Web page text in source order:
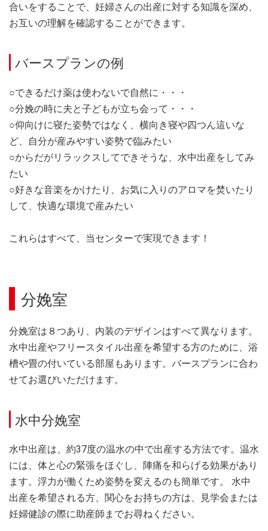
合いをすることで、妊婦さんの出産に対する知識を深め、
お互いの理解を確認することができます。
バースプランの例
○できるだけ薬は使わないで自然に・・・
○分娩の時に夫と子どもが立ち会って・・・
○仰向けに寝た姿勢ではなく、横向き寝や四つん這いな
ど、自分が産みやすい姿勢で臨みたい
○からだがリラックスしてできそうな、水中出産をしてみ
たい
○好きな音楽をかけたり、お気に入りのアロマを焚いたり
して、快適な環境で産みたい
これらはすべて、当センターで実現できます！
分娩室
分娩室は８つあり、内装のデザインはすべて異なります。
水中出産やフリースタイル出産を希望する方のために、浴
槽や畳の付いている部屋もあります。バースプランに合わ
せてお選びいただけます。
水中分娩室
水中出産は、約37度の温水の中で出産する方法です。温水
には、体と心の緊張をほぐし、陣痛を和らげる効果があり
ます。浮力が働くため姿勢を変えるのも簡単です。 水中
出産を希望される方、関心をお持ちの方は、見学会または
妊婦健診の際に助産師までお尋ねください。